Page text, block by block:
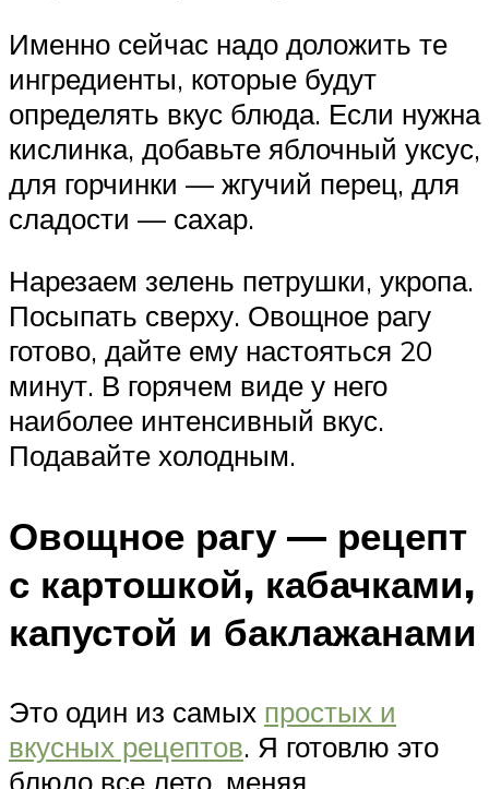
Именно сейчас надо доложить те
ингредиенты, которые будут
определять вкус блюда. Если нужна
кислинка, добавьте яблочный уксус,
для горчинки — жгучий перец, для
сладости — сахар.
Нарезаем зелень петрушки, укропа.
Посыпать сверху. Овощное рагу
готово, дайте ему настояться 20
минут. В горячем виде у него
наиболее интенсивный вкус.
Подавайте холодным.
Овощное рагу — рецепт
с картошкой, кабачками,
капустой и баклажанами
Это один из самых простых и
вкусных рецептов. Я готовлю это
блюдо все лето, меняя